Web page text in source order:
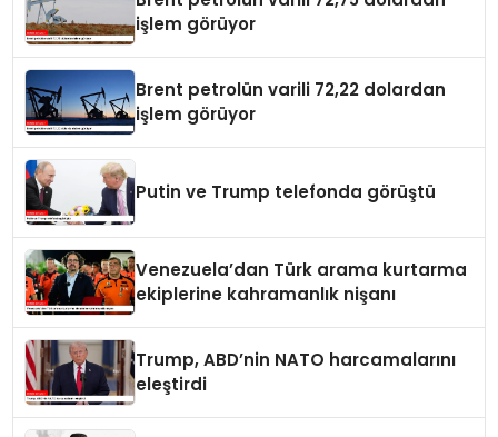
işlem görüyor
Brent petrolün varili 72,22 dolardan
işlem görüyor
Putin ve Trump telefonda görüştü
Venezuela’dan Türk arama kurtarma
ekiplerine kahramanlık nişanı
Trump, ABD’nin NATO harcamalarını
eleştirdi